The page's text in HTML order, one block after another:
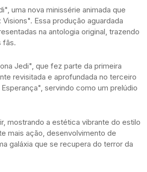
uma nova minissérie animada que
Essa produção aguardada
na antologia original, trazendo
fãs.
Jedi", que fez parte da primeira
revisitada e aprofundada no terceiro
servindo como um prelúdio
mostrando a estética vibrante do estilo
mais ação, desenvolvimento de
galáxia que se recupera do terror da